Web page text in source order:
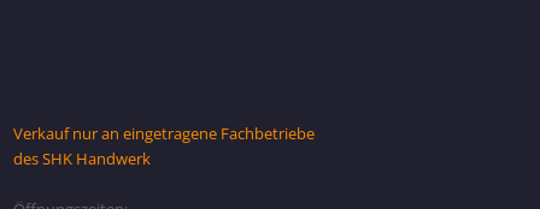
Verkauf nur an eingetragene Fachbetriebe
des SHK Handwerk